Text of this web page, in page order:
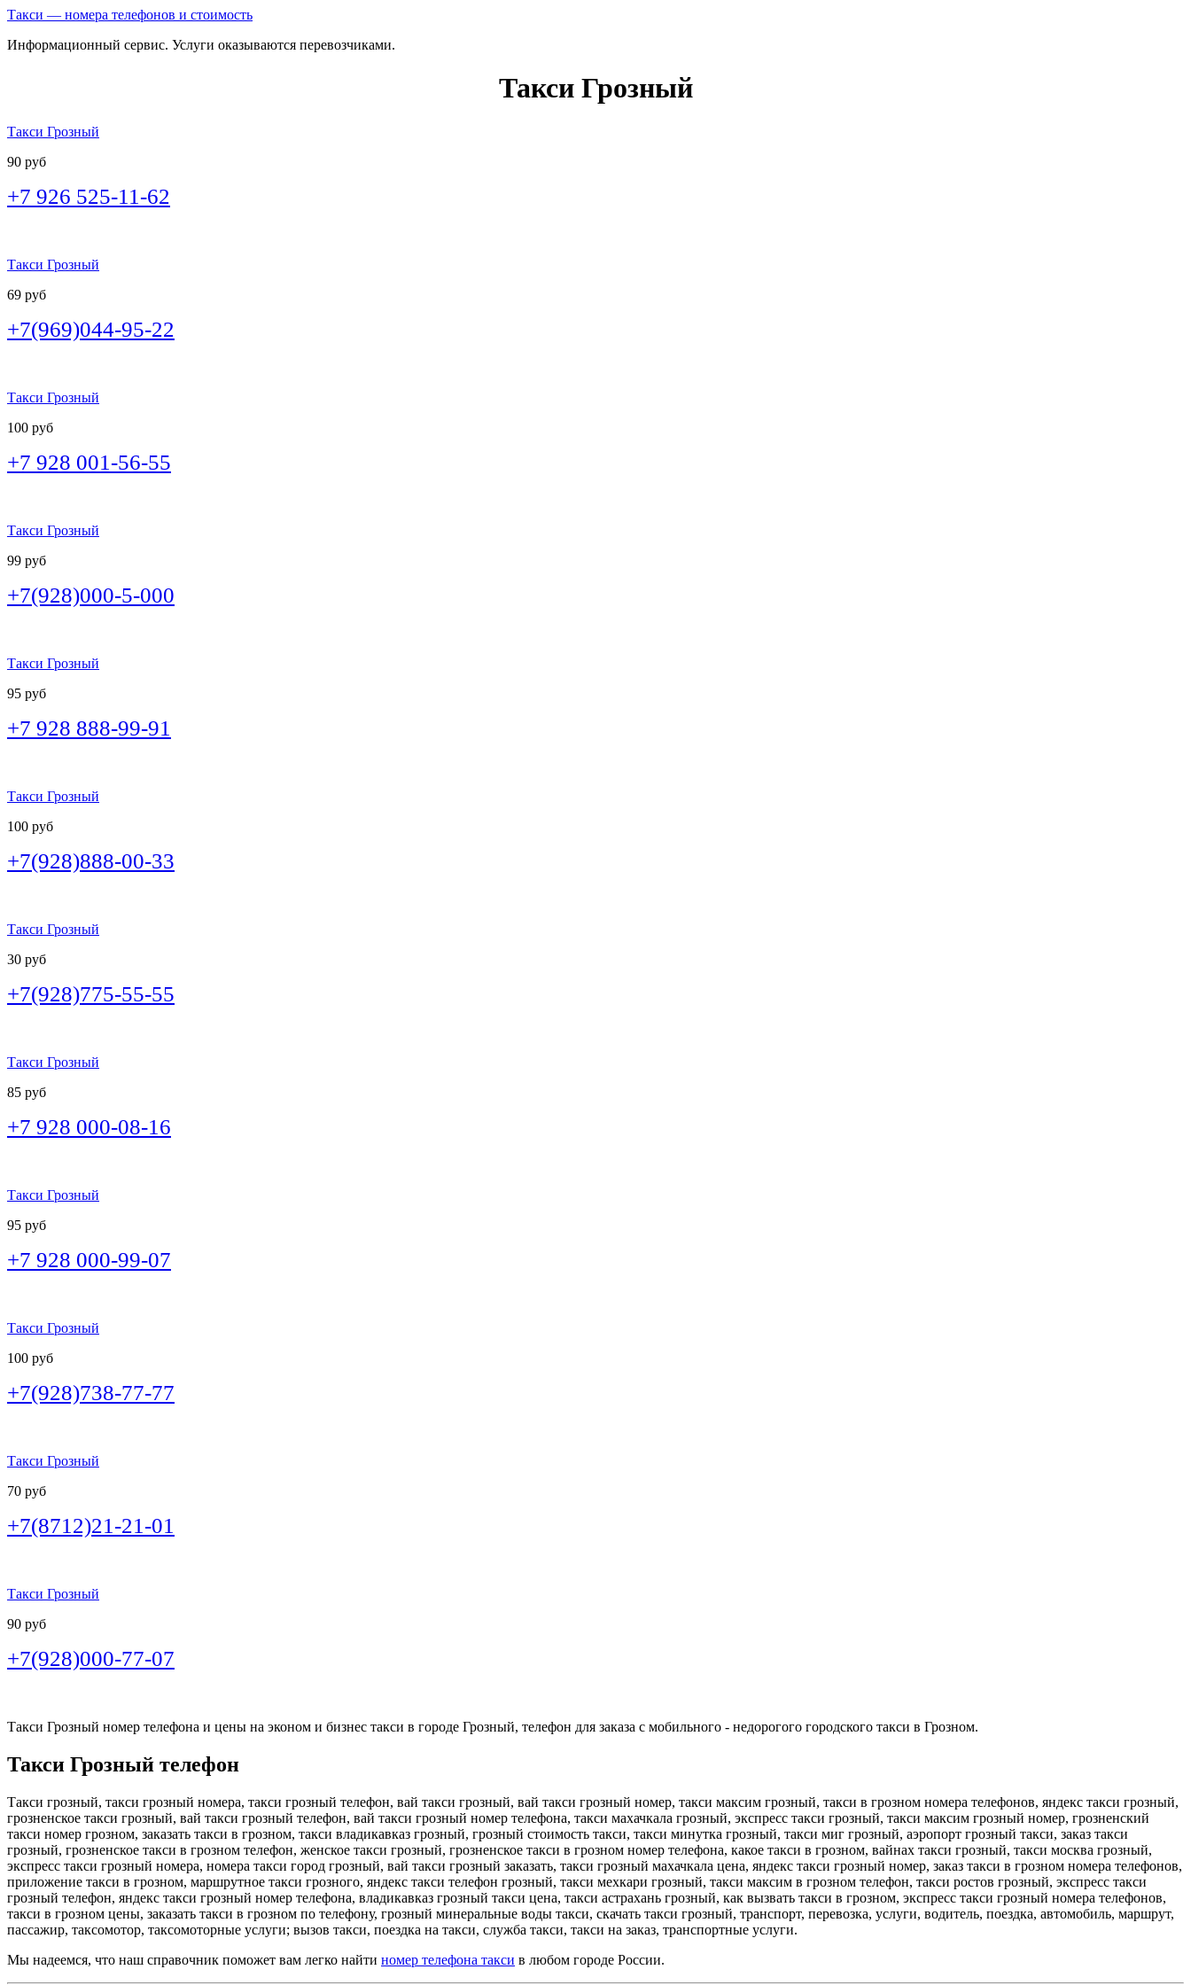
Такси — номера телефонов и стоимость
Информационный сервис. Услуги оказываются перевозчиками.
Такси Грозный
Такси Грозный
90 руб
+7 926 525-11-62
Такси Грозный
69 руб
+7(969)044-95-22
Такси Грозный
100 руб
+7 928 001-56-55
Такси Грозный
99 руб
+7(928)000-5-000
Такси Грозный
95 руб
+7 928 888-99-91
Такси Грозный
100 руб
+7(928)888-00-33
Такси Грозный
30 руб
+7(928)775-55-55
Такси Грозный
85 руб
+7 928 000-08-16
Такси Грозный
95 руб
+7 928 000-99-07
Такси Грозный
100 руб
+7(928)738-77-77
Такси Грозный
70 руб
+7(8712)21-21-01
Такси Грозный
90 руб
+7(928)000-77-07
Такси Грозный номер телефона и цены на эконом и бизнес такси в городе Грозный, телефон для заказа с мобильного - недорогого городского такси в Грозном.
Такси Грозный телефон
Такси грозный, такси грозный номера, такси грозный телефон, вай такси грозный, вай такси грозный номер, такси максим грозный, такси в грозном номера телефонов, яндекс такси грозный,
грозненское такси грозный, вай такси грозный телефон, вай такси грозный номер телефона, такси махачкала грозный, экспресс такси грозный, такси максим грозный номер, грозненский
такси номер грозном, заказать такси в грозном, такси владикавказ грозный, грозный стоимость такси, такси минутка грозный, такси миг грозный, аэропорт грозный такси, заказ такси
грозный, грозненское такси в грозном телефон, женское такси грозный, грозненское такси в грозном номер телефона, какое такси в грозном, вайнах такси грозный, такси москва грозный,
экспресс такси грозный номера, номера такси город грозный, вай такси грозный заказать, такси грозный махачкала цена, яндекс такси грозный номер, заказ такси в грозном номера телефонов,
приложение такси в грозном, маршрутное такси грозного, яндекс такси телефон грозный, такси мехкари грозный, такси максим в грозном телефон, такси ростов грозный, экспресс такси
грозный телефон, яндекс такси грозный номер телефона, владикавказ грозный такси цена, такси астрахань грозный, как вызвать такси в грозном, экспресс такси грозный номера телефонов,
такси в грозном цены, заказать такси в грозном по телефону, грозный минеральные воды такси, скачать такси грозный, транспорт, перевозка, услуги, водитель, поездка, автомобиль, маршрут,
пассажир, таксомотор, таксомоторные услуги; вызов такси, поездка на такси, служба такси, такси на заказ, транспортные услуги.
Мы надеемся, что наш справочник поможет вам легко найти номер телефона такси в любом городе России.